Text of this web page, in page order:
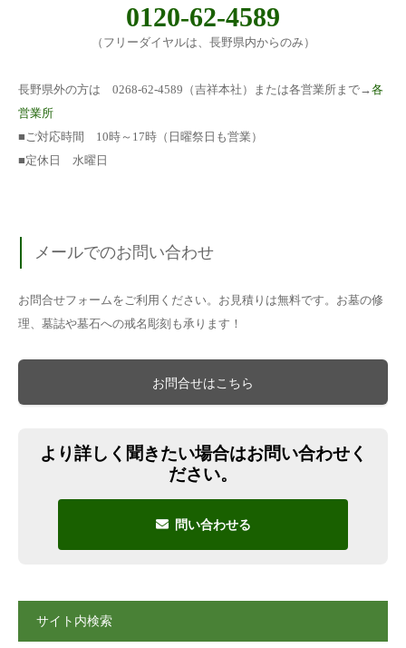
0120-62-4589
（フリーダイヤルは、長野県内からのみ）
長野県外の方は 0268-62-4589（吉祥本社）または各営業所まで→各
営業所
■ご対応時間 10時～17時（日曜祭日も営業）
■定休日 水曜日
メールでのお問い合わせ
お問合せフォームをご利用ください。お見積りは無料です。お墓の修
理、墓誌や墓石への戒名彫刻も承ります！
お問合せはこちら
より詳しく聞きたい場合はお問い合わせく
ださい。
問い合わせる
サイト内検索